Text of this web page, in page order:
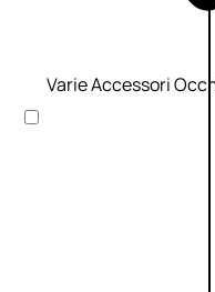
Varie Accessori